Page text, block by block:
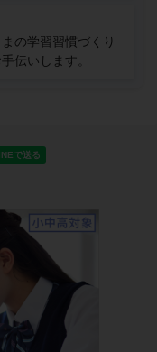
の学習習慣づくり
伝いします。